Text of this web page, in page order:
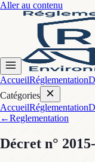
Aller au contenu
AccueilRéglementation
Catégories
AccueilRéglementation
←Reglementation
Décret n°